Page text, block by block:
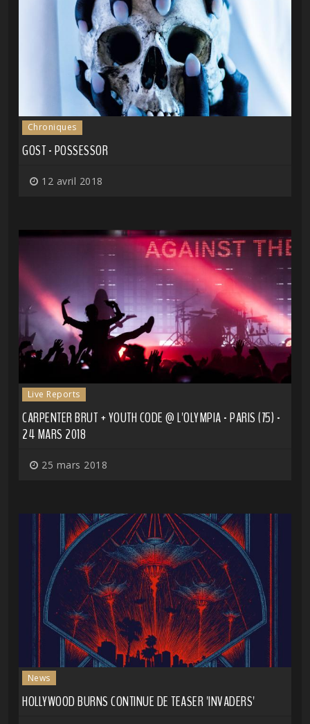
Chroniques
GOST - POSSESSOR
12 avril 2018
Live Reports
CARPENTER BRUT + YOUTH CODE @ L'OLYMPIA - PARIS (75) -
24 MARS 2018
25 mars 2018
News
HOLLYWOOD BURNS CONTINUE DE TEASER 'INVADERS'